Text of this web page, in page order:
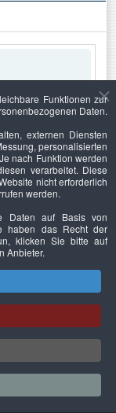
Nachhaltigkeit
Funktionen zur
Daten.
externen Diensten
personalisierten
nach Funktion werden
verarbeitet. Diese
nicht erforderlich
werden.
Daten auf Basis von
haben das Recht der
klicken Sie bitte auf
Anbieter.